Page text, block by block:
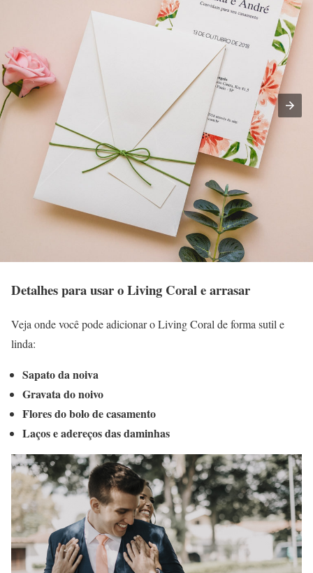
Detalhes para usar o Living Coral e arrasar
Veja onde você pode adicionar o Living Coral de forma sutil e
linda:
Sapato da noiva
Gravata do noivo
Flores do bolo de casamento
Laços e adereços das daminhas